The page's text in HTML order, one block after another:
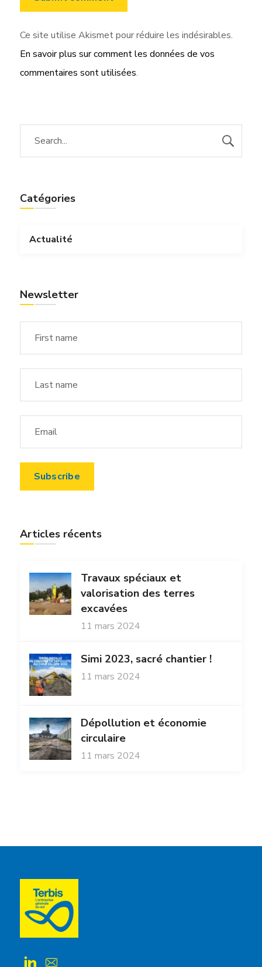
Ce site utilise Akismet pour réduire les indésirables.
En savoir plus sur comment les données de vos
commentaires sont utilisées.
Catégories
Actualité
Newsletter
Articles récents
Travaux spéciaux et
valorisation des terres
excavées
11 mars 2024
Simi 2023, sacré chantier !
11 mars 2024
Dépollution et économie
circulaire
11 mars 2024